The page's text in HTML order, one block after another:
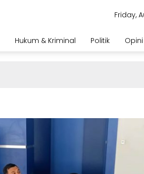
Friday,
Hukum & Kriminal Politik Opini